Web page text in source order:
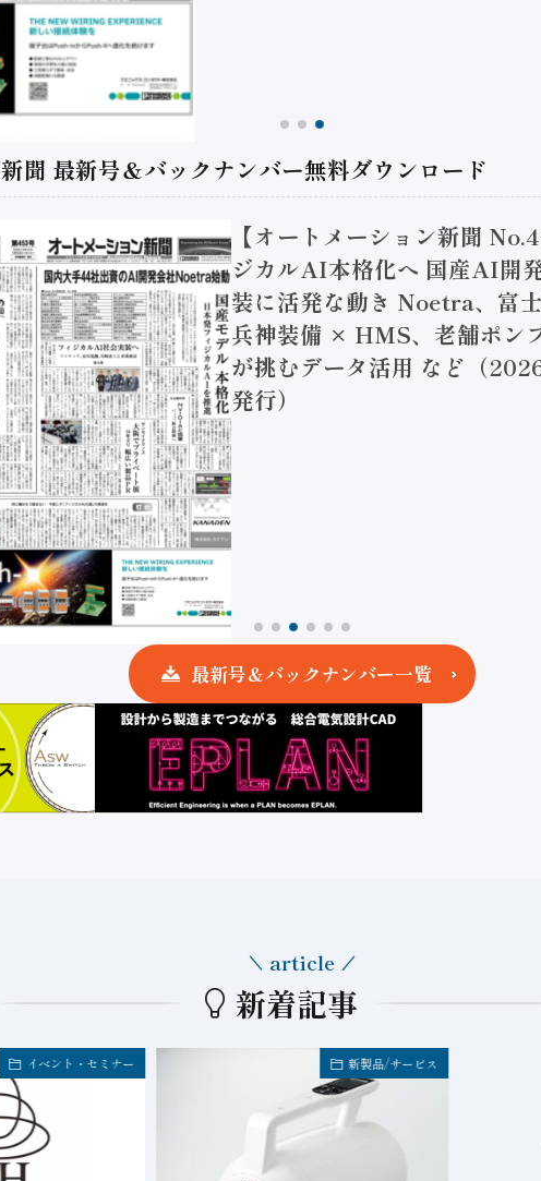
聞 最新号＆バックナンバー無料ダウンロード
【オートメーション新聞
クウェル「スマートマニュフ
ング報告書2026」、日本は
課題 / パナソニック インダス
ーション事業強化 / オムロン
計支援（2026年7月15日発行）
最新号＆バックナンバー一覧
新着記事
article
新製品/サービス 新製品/サービス